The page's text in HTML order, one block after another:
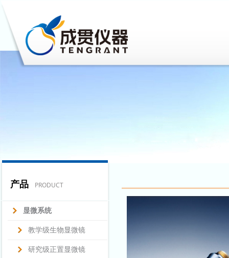
产品 PRODUCT
显微系统
教学级生物显微镜
研究级正置显微镜